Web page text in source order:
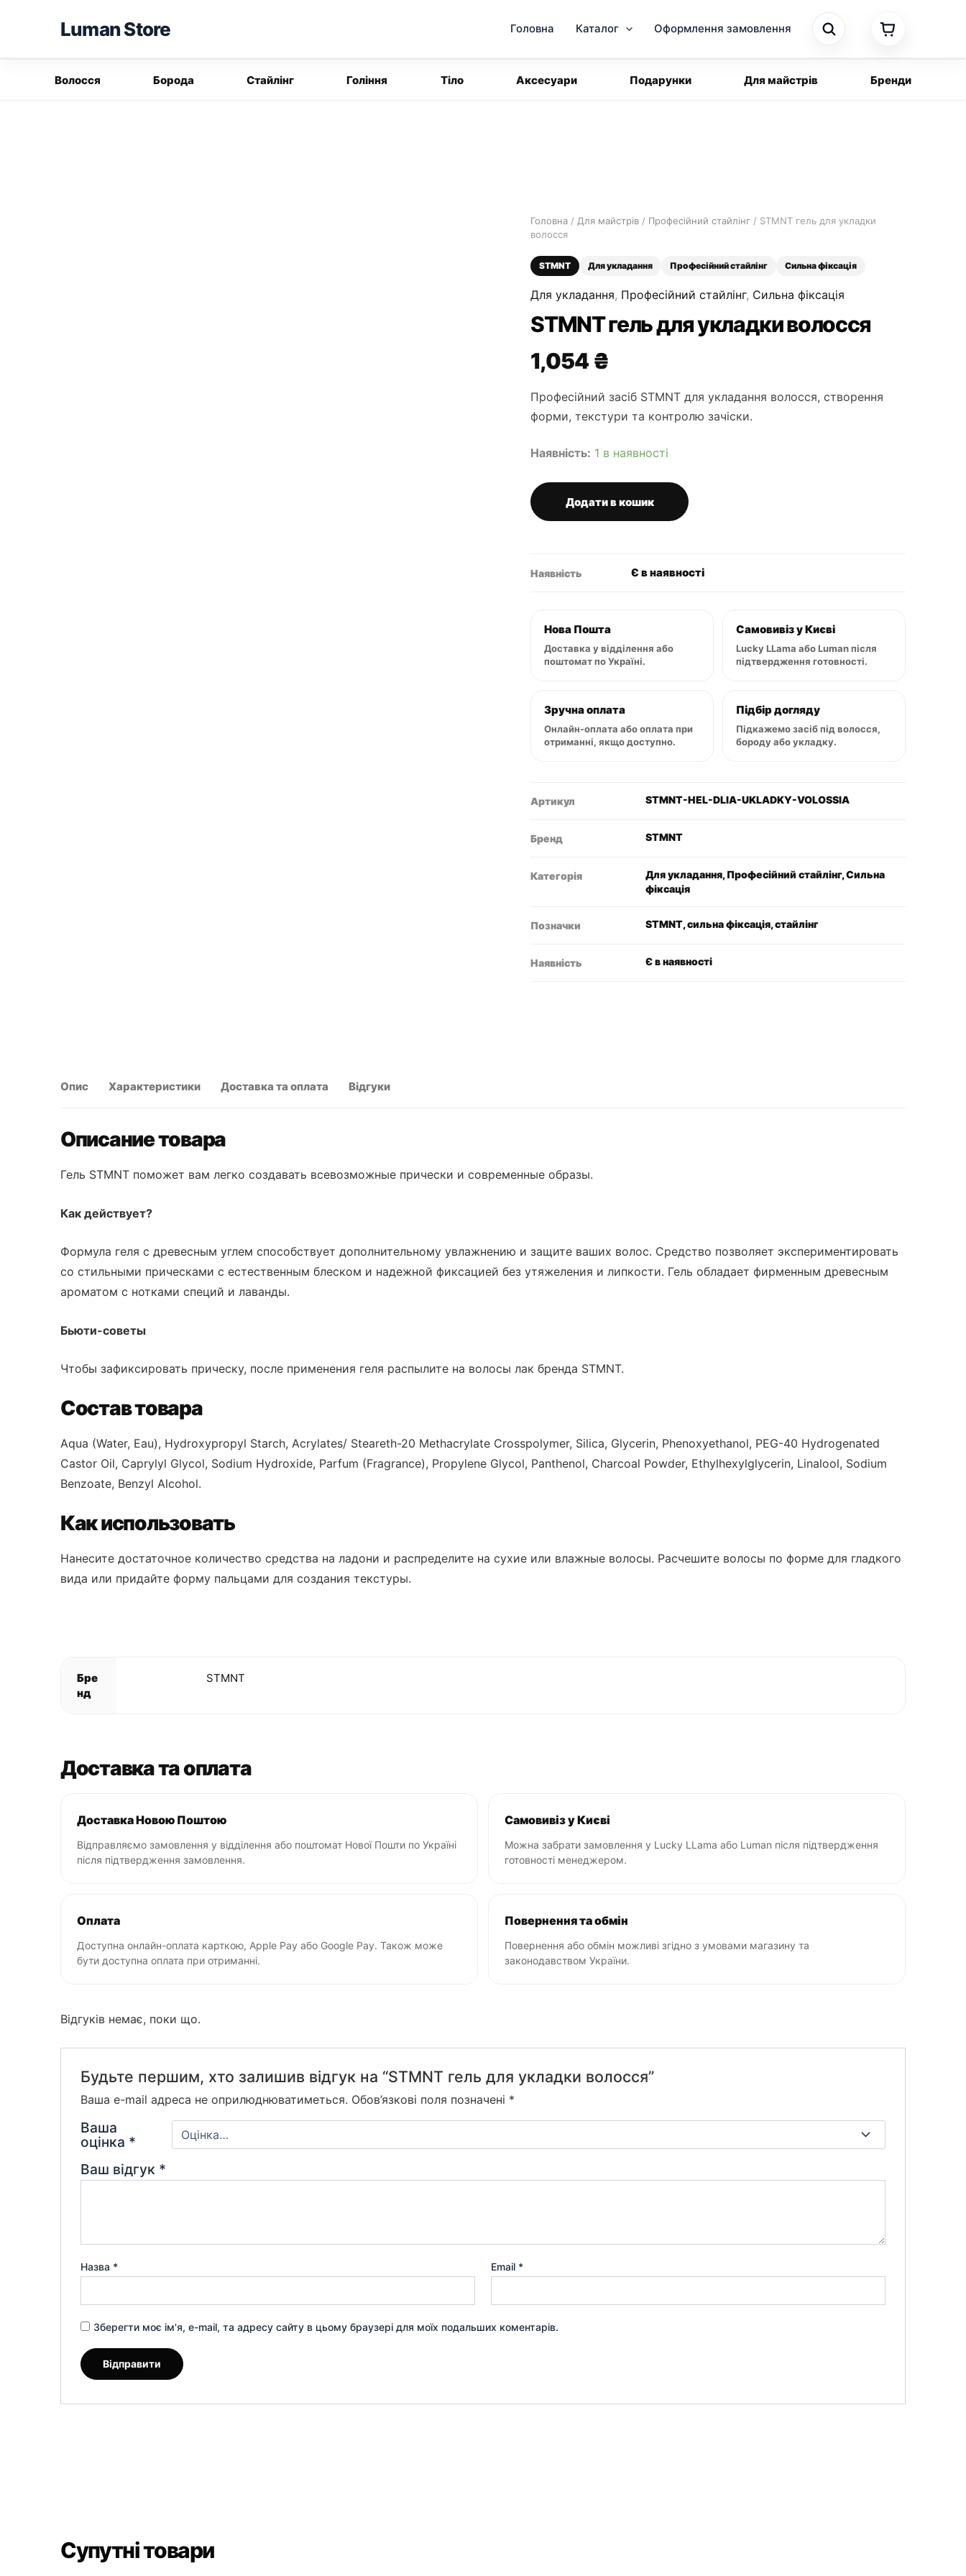
Luman Store Головна Каталог Оформлення замовлення
Волосся Борода Стайлінг Гоління Тіло Аксесуари Подарунки Для майстрів Бренди
Головна / Для майстрів / Професійний стайлінг / STMNT гель для укладки
волосся
STMNT Для укладання Професійний стайлінг Сильна фіксація
Для укладання, Професійний стайлінг, Сильна фіксація
STMNT гель для укладки волосся
1,054 ₴
Професійний засіб STMNT для укладання волосся, створення
форми, текстури та контролю зачіски.
Наявність: 1 в наявності
STMNT
волосся
Додати в кошик
Наявність Є в наявності
Нова Пошта
Доставка у відділення або
поштомат по Україні.
Самовивіз у Києві
Lucky LLama або Luman після
підтвердження готовності.
Зручна оплата
Онлайн-оплата або оплата при
отриманні, якщо доступно.
Підбір догляду
Підкажемо засіб під волосся,
бороду або укладку.
Артикул STMNT-HEL-DLIA-UKLADKY-VOLOSSIA
Бренд STMNT
Категорія
Для укладання, Професійний стайлінг, Сильна
фіксація
Позначки STMNT, сильна фіксація, стайлінг
Наявність Є в наявності
Опис Характеристики Доставка та оплата Відгуки
Описание товара
Гель STMNT поможет вам легко создавать всевозможные прически и современные образы.
Как действует?
Формула геля с древесным углем способствует дополнительному увлажнению и защите ваших волос. Средство позволяет экспериментировать
со стильными прическами с естественным блеском и надежной фиксацией без утяжеления и липкости. Гель обладает фирменным древесным
ароматом с нотками специй и лаванды.
Бьюти-советы
Чтобы зафиксировать прическу, после применения геля распылите на волосы лак бренда STMNT.
Состав товара
Aqua (Water, Eau), Hydroxypropyl Starch, Acrylates/ Steareth-20 Methacrylate Crosspolymer, Silica, Glycerin, Phenoxyethanol, PEG-40 Hydrogenated
Castor Oil, Caprylyl Glycol, Sodium Hydroxide, Parfum (Fragrance), Propylene Glycol, Panthenol, Charcoal Powder, Ethylhexylglycerin, Linalool, Sodium
Benzoate, Benzyl Alcohol.
Как использовать
Нанесите достаточное количество средства на ладони и распределите на сухие или влажные волосы. Расчешите волосы по форме для гладкого
вида или придайте форму пальцами для создания текстуры.
Бре
нд
STMNT
Доставка та оплата
Доставка Новою Поштою
Відправляємо замовлення у відділення або поштомат Нової Пошти по Україні
після підтвердження замовлення.
Самовивіз у Києві
Можна забрати замовлення у Lucky LLama або Luman після підтвердження
готовності менеджером.
Оплата
Доступна онлайн-оплата карткою, Apple Pay або Google Pay. Також може
бути доступна оплата при отриманні.
Повернення та обмін
Повернення або обмін можливі згідно з умовами магазину та
законодавством України.
Відгуків немає, поки що.
Будьте першим, хто залишив відгук на “STMNT гель для укладки волосся”
Ваша e-mail адреса не оприлюднюватиметься. Обов’язкові поля позначені *
Ваша
оцінка *
Ваш відгук *
Назва * Email *
Зберегти моє ім'я, e-mail, та адресу сайту в цьому браузері для моїх подальших коментарів.
Супутні товари